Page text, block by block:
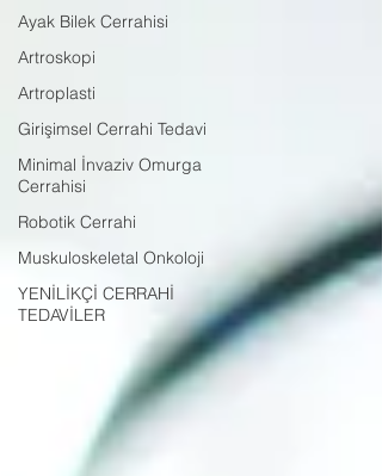
Ayak Bilek Cerrahisi
Artroskopi
Artroplasti
Girişimsel Cerrahi Tedavi
Minimal İnvaziv Omurga
Cerrahisi
Robotik Cerrahi
Muskuloskeletal Onkoloji
YENİLİKÇİ CERRAHİ
TEDAVİLER